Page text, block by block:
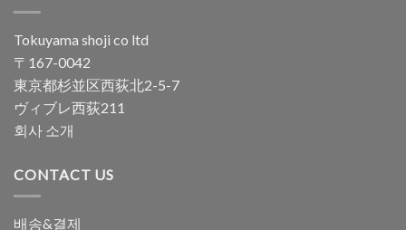
Tokuyama shoji co ltd
〒167-0042
東京都杉並区西荻北2-5-7
ヴィブレ西荻211
회사 소개
CONTACT US
배송&결제